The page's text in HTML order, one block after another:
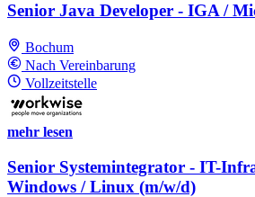
Senior Java Developer - IGA /
Bochum
Nach Vereinbarung
Vollzeitstelle
mehr lesen
Senior Systemintegrator - IT-
Windows / Linux (m/w/d)